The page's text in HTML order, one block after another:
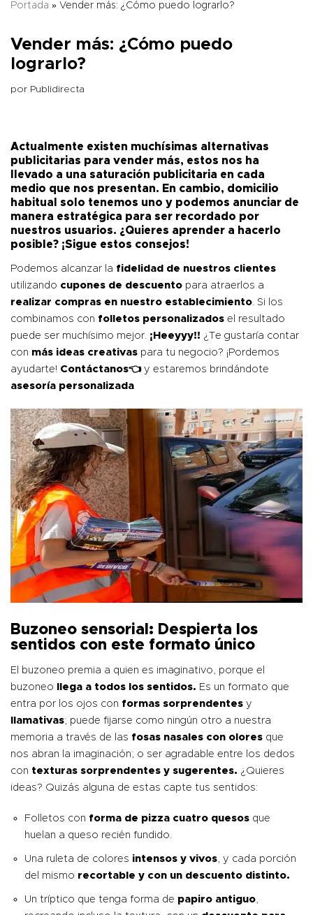
Portada » Vender más: ¿Cómo puedo lograrlo?
Vender más: ¿Cómo puedo
lograrlo?
por Publidirecta
Actualmente existen muchísimas alternativas
publicitarias para vender más, estos nos ha
llevado a una saturación publicitaria en cada
medio que nos presentan. En cambio, domicilio
habitual solo tenemos uno y podemos anunciar de
manera estratégica para ser recordado por
nuestros usuarios. ¿Quieres aprender a hacerlo
posible? ¡Sigue estos consejos!
Podemos alcanzar la fidelidad de nuestros clientes
utilizando cupones de descuento para atraerlos a
realizar compras en nuestro establecimiento . Si los
combinamos con folletos personalizados el resultado
puede ser muchísimo mejor. ¡Heeyyy!! ¿Te gustaría contar
con más ideas creativas para tu negocio? ¡Pordemos
ayudarte! Contáctanos👈y estaremos brindándote
asesoría personalizada
Buzoneo sensorial: Despierta los
sentidos con este formato único
El buzoneo premia a quien es imaginativo, porque el
buzoneo llega a todos los sentidos. Es un formato que
entra por los ojos con formas sorprendentes y
llamativas; puede fijarse como ningún otro a nuestra
memoria a través de las fosas nasales con olores que
nos abran la imaginación; o ser agradable entre los dedos
con texturas sorprendentes y sugerentes. ¿Quieres
ideas? Quizás alguna de estas capte tus sentidos:
Folletos con forma de pizza cuatro quesos que
huelan a queso recién fundido.
Una ruleta de colores intensos y vivos, y cada porción
del mismo recortable y con un descuento distinto.
Un tríptico que tenga forma de papiro antiguo,